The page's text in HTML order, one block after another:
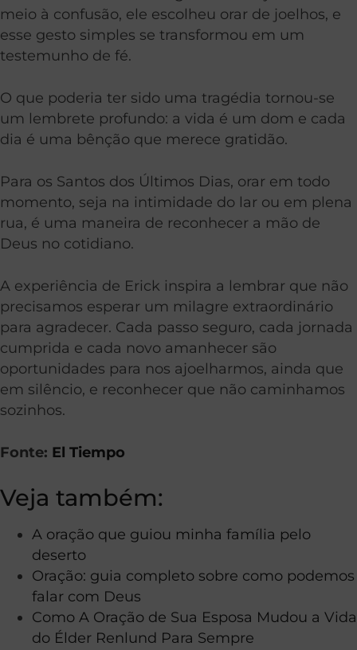
meio à confusão, ele escolheu orar de joelhos, e
esse gesto simples se transformou em um
testemunho de fé.
O que poderia ter sido uma tragédia tornou-se
um lembrete profundo: a vida é um dom e cada
dia é uma bênção que merece gratidão.
Para os Santos dos Últimos Dias, orar em todo
momento, seja na intimidade do lar ou em plena
rua, é uma maneira de reconhecer a mão de
Deus no cotidiano.
A experiência de Erick inspira a lembrar que não
precisamos esperar um milagre extraordinário
para agradecer. Cada passo seguro, cada jornada
cumprida e cada novo amanhecer são
oportunidades para nos ajoelharmos, ainda que
em silêncio, e reconhecer que não caminhamos
sozinhos.
Fonte: El Tiempo
Veja também:
A oração que guiou minha família pelo
deserto
Oração: guia completo sobre como podemos
falar com Deus
Como A Oração de Sua Esposa Mudou a Vida
do Élder Renlund Para Sempre